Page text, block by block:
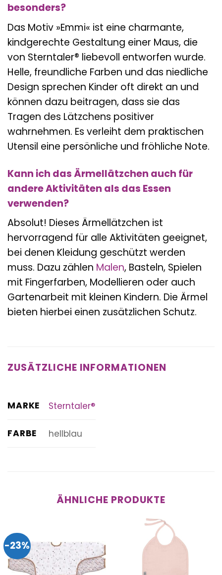
besonders?
Das Motiv »Emmi« ist eine charmante,
kindgerechte Gestaltung einer Maus, die
von Sterntaler® liebevoll entworfen wurde.
Helle, freundliche Farben und das niedliche
Design sprechen Kinder oft direkt an und
können dazu beitragen, dass sie das
Tragen des Lätzchens positiver
wahrnehmen. Es verleiht dem praktischen
Utensil eine persönliche und fröhliche Note.
Kann ich das Ärmellätzchen auch für
andere Aktivitäten als das Essen
verwenden?
Absolut! Dieses Ärmellätzchen ist
hervorragend für alle Aktivitäten geeignet,
bei denen Kleidung geschützt werden
muss. Dazu zählen Malen, Basteln, Spielen
mit Fingerfarben, Modellieren oder auch
Gartenarbeit mit kleinen Kindern. Die Ärmel
bieten hierbei einen zusätzlichen Schutz.
ZUSÄTZLICHE INFORMATIONEN
MARKE Sterntaler®
FARBE hellblau
ÄHNLICHE PRODUKTE
-23%